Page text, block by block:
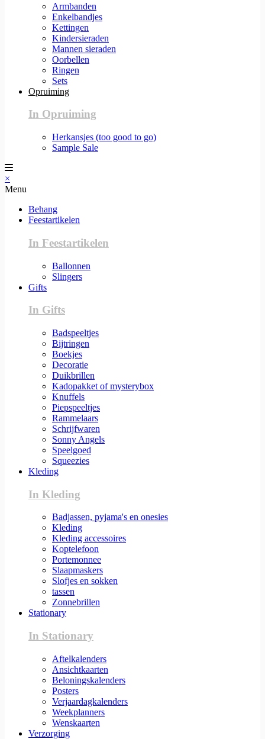
Armbanden
Enkelbandjes
Kettingen
Kindersieraden
Mannen sieraden
Oorbellen
Ringen
Sets
Opruiming
In Opruiming
Herkansjes (too good to go)
Sample Sale
×
Menu
Behang
Feestartikelen
In Feestartikelen
Ballonnen
Slingers
Gifts
In Gifts
Badspeeltjes
Bijtringen
Boekjes
Decoratie
Duikbrillen
Kadopakket of mysterybox
Knuffels
Piepspeeltjes
Rammelaars
Schrijfwaren
Sonny Angels
Speelgoed
Squeezies
Kleding
In Kleding
Badjassen, pyjama's en onesies
Kleding
Kleding accessoires
Koptelefoon
Portemonnee
Slaapmaskers
Slofjes en sokken
tassen
Zonnebrillen
Stationary
In Stationary
Aftelkalenders
Ansichtkaarten
Beloningskalenders
Posters
Verjaardagkalenders
Weekplanners
Wenskaarten
Verzorging